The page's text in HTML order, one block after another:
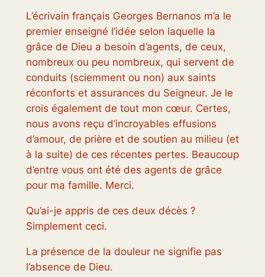
L’écrivain français Georges Bernanos m’a le
premier enseigné l’idée selon laquelle la
grâce de Dieu a besoin d’agents, de ceux,
nombreux ou peu nombreux, qui servent de
conduits (sciemment ou non) aux saints
réconforts et assurances du Seigneur. Je le
crois également de tout mon cœur. Certes,
nous avons reçu d’incroyables effusions
d’amour, de prière et de soutien au milieu (et
à la suite) de ces récentes pertes. Beaucoup
d’entre vous ont été des agents de grâce
pour ma famille. Merci.
Qu’ai-je appris de ces deux décès ?
Simplement ceci.
La présence de la douleur ne signifie pas
l’absence de Dieu.